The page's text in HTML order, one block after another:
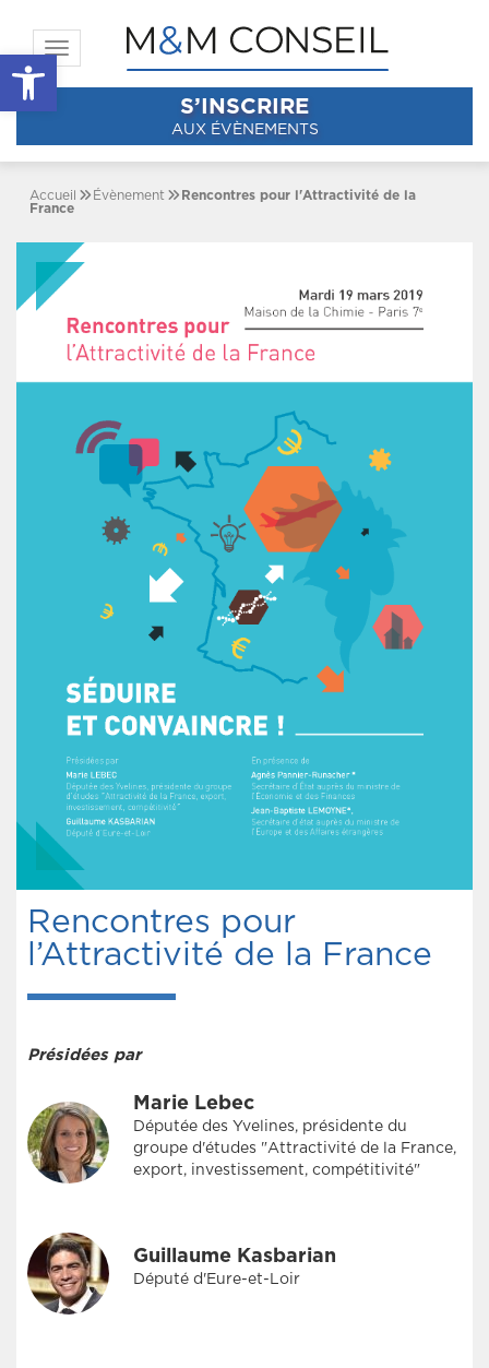
Ouvrir la barre d’outils
Toggle navigation
S’INSCRIRE
AUX ÉVÈNEMENTS
Accueil Évènement
Rencontres pour l'Attractivité de la
France
Rencontres pour
l’Attractivité de la France
Présidées par
Marie Lebec
Députée des Yvelines, présidente du
groupe d'études "Attractivité de la France,
export, investissement, compétitivité"
Guillaume Kasbarian
Député d'Eure-et-Loir